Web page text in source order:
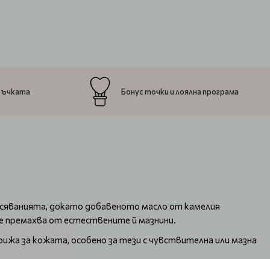
Бонус точки и лоялна програма
докато добавеното масло от камелия
премахва от естествените й мазнини.
за кожата, особено за тези с чувствителна или мазна